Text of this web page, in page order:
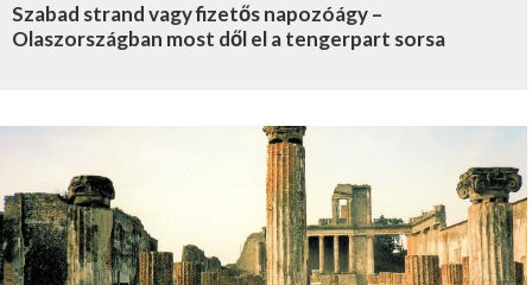
Szabad strand vagy fizetős napozóágy –
Olaszországban most dől el a tengerpart sorsa